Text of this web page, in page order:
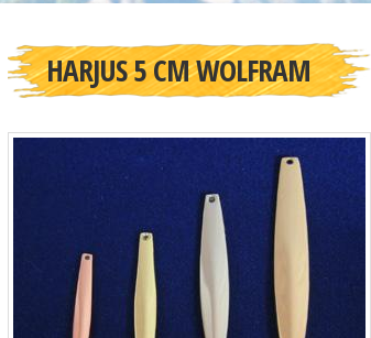
HARJUS 5 CM WOLFRAM